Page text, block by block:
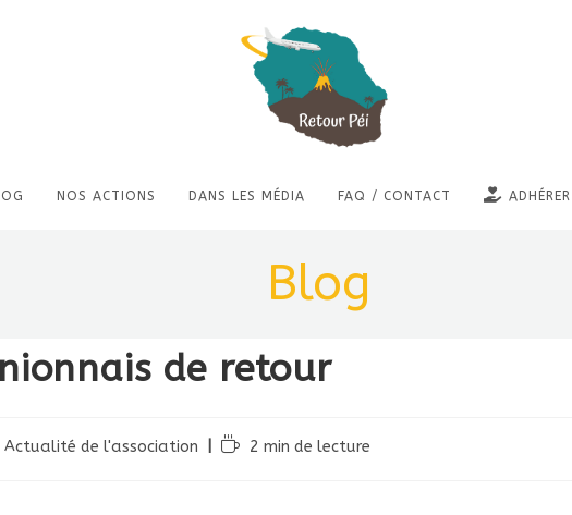
NOS ACTIONS DANS LES MÉDIA FAQ / CONTACT ADHÉRER
Blog
de retour
Actualité de l'association 2 min de lecture